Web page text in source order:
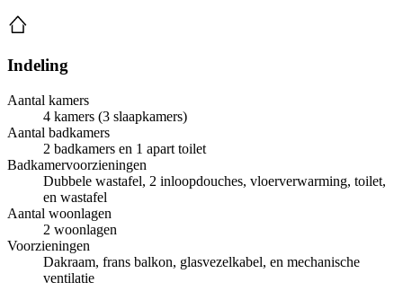
Indeling
Aantal kamers
4 kamers (3 slaapkamers)
Aantal badkamers
2 badkamers en 1 apart toilet
Badkamervoorzieningen
Dubbele wastafel, 2 inloopdouches, vloerverwarming, toilet,
en wastafel
Aantal woonlagen
2 woonlagen
Voorzieningen
Dakraam, frans balkon, glasvezelkabel, en mechanische
ventilatie